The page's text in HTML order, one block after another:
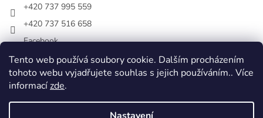
Tento web používá soubory cookie. Dalším procházením
tohoto webu vyjadřujete souhlas s jejich používáním.. Více
informacízde.
+420 737 995 559
+420 737 516 658
Facebook
vsezakatu/
+420 737 516 658